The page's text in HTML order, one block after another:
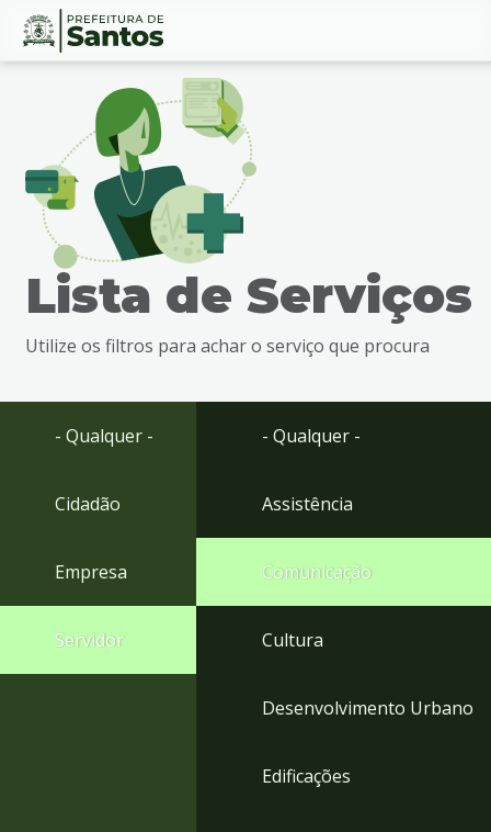
Ir
busca
Ir
Conteúdo
Lista de Serviços
Utilize os filtros para achar o serviço que procura
- Qualquer -
Cidadão
Empresa
Servidor
- Qualquer -
Assistência
Comunicação
Cultura
Desenvolvimento Urbano
Edificações